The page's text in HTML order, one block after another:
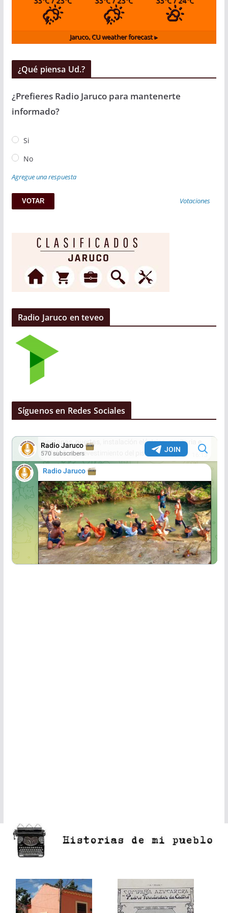
Jaruco, CUweather forecast ▸
¿Qué piensa Ud.?
¿Prefieres Radio Jaruco para mantenerte
informado?
Si
No
Agregue una respuesta
Votaciones
Radio Jaruco en teveo
Síguenos en Redes Sociales